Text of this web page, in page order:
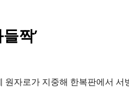
짝’
자로가 지중해 한복판에서 서